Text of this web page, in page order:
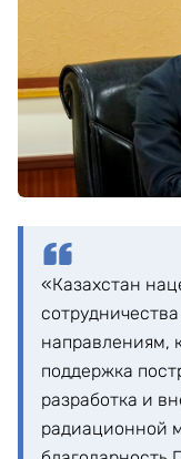
«Казахстан
направлениям,
поддержка
разработка и
радиационной